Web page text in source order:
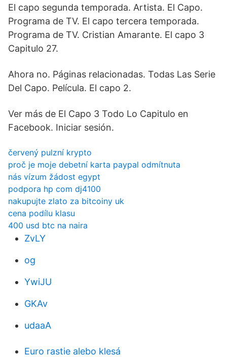
El capo segunda temporada. Artista. El Capo.
Programa de TV. El capo tercera temporada.
Programa de TV. Cristian Amarante. El capo 3
Capitulo 27.
Ahora no. Páginas relacionadas. Todas Las Serie
Del Capo. Película. El capo 2.
Ver más de El Capo 3 Todo Lo Capitulo en
Facebook. Iniciar sesión.
červený pulzní krypto
proč je moje debetní karta paypal odmítnuta
nás vízum žádost egypt
podpora hp com dj4100
nakupujte zlato za bitcoiny uk
cena podílu klasu
400 usd btc na naira
ZvLY
og
YwiJU
GKAv
udaaA
Euro rastie alebo klesá